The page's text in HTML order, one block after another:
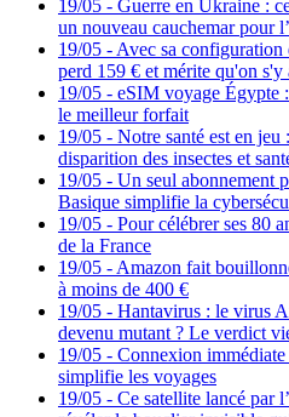
19/05 - Guerre en Ukraine :
un nouveau cauchemar pour
19/05 - Avec sa
perd 159 € et mérite qu'on s'y
19/05 - eSIM voyage Égypte
le meilleur forfait
19/05 - Notre santé est en
disparition des insectes et
19/05 - Un seul abonnement
Basique simplifie la
19/05 - Pour célébrer ses 80
de la France
19/05 - Amazon fait
à moins de 400 €
19/05 - Hantavirus : le virus
devenu mutant ? Le verdict
19/05 - Connexion
simplifie les voyages
19/05 - Ce satellite lancé par